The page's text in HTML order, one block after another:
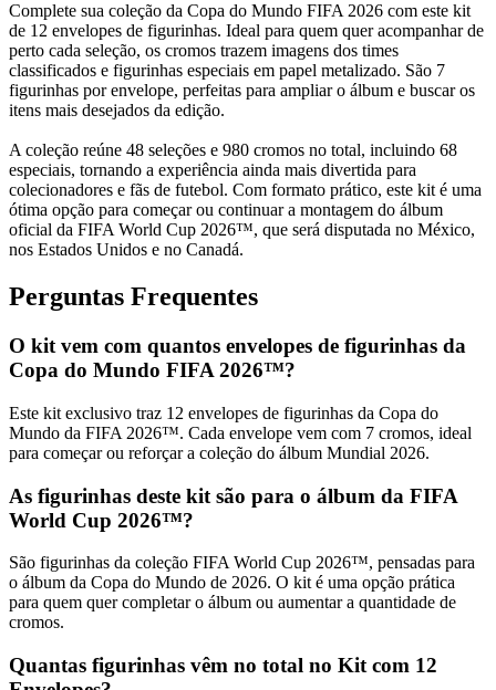
Complete sua coleção da Copa do Mundo FIFA 2026 com este kit
de 12 envelopes de figurinhas. Ideal para quem quer acompanhar de
perto cada seleção, os cromos trazem imagens dos times
classificados e figurinhas especiais em papel metalizado. São 7
figurinhas por envelope, perfeitas para ampliar o álbum e buscar os
itens mais desejados da edição.
A coleção reúne 48 seleções e 980 cromos no total, incluindo 68
especiais, tornando a experiência ainda mais divertida para
colecionadores e fãs de futebol. Com formato prático, este kit é uma
ótima opção para começar ou continuar a montagem do álbum
oficial da FIFA World Cup 2026™, que será disputada no México,
nos Estados Unidos e no Canadá.
Perguntas Frequentes
O kit vem com quantos envelopes de figurinhas da
Copa do Mundo FIFA 2026™?
Este kit exclusivo traz 12 envelopes de figurinhas da Copa do
Mundo da FIFA 2026™. Cada envelope vem com 7 cromos, ideal
para começar ou reforçar a coleção do álbum Mundial 2026.
As figurinhas deste kit são para o álbum da FIFA
World Cup 2026™?
São figurinhas da coleção FIFA World Cup 2026™, pensadas para
o álbum da Copa do Mundo de 2026. O kit é uma opção prática
para quem quer completar o álbum ou aumentar a quantidade de
cromos.
Quantas figurinhas vêm no total no Kit com 12